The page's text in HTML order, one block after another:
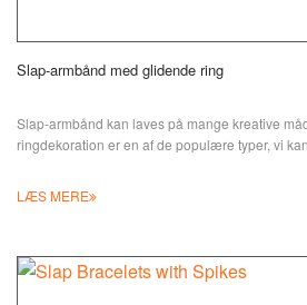
Slap-armbånd med glidende ring
Slap-armbånd kan laves på mange kreative
ringdekoration er en af de populære typer, vi
LÆS MERE